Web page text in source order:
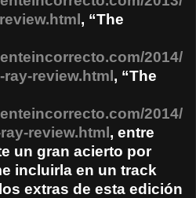
, “The
2014/
review.html, “The
2014/
review.html, entre
un gran acierto por
incluirla en un track
extras de esta edición